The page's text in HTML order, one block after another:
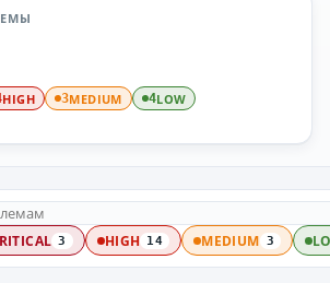
HIGH 3MEDIUM 4LOW
3 HIGH 14 MEDIUM 3